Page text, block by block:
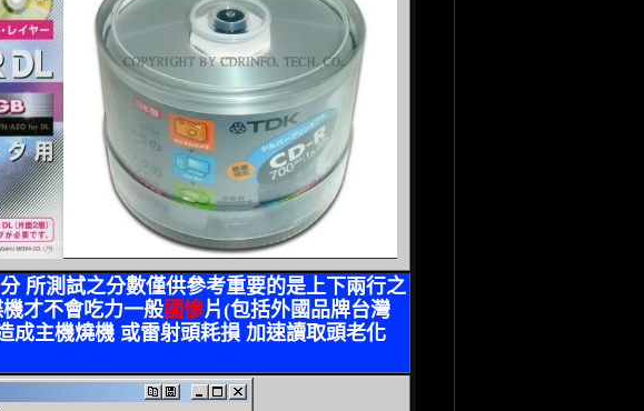
分 所測試之分數僅供參考重要的是上下兩行之
才不會吃力一般國慘片(包括外國品牌台灣
成主機燒機 或雷射頭耗損 加速讀取頭老化